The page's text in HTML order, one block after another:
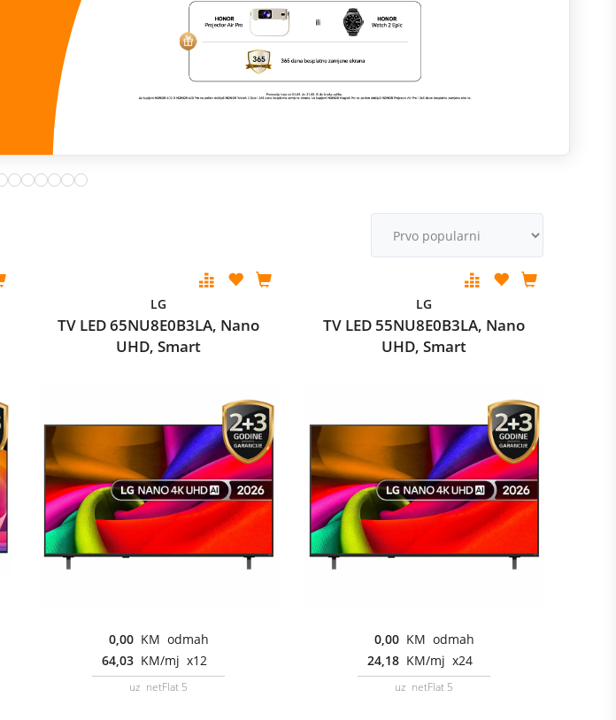
LG
TV LED 65NU8E0B3LA, Nano
UHD, Smart
0,00 KM odmah
64,03 KM/mj x12
uz netFlat 5
LG
TV LED 55NU8E0B3LA, Nano
UHD, Smart
0,00 KM odmah
24,18 KM/mj x24
uz netFlat 5